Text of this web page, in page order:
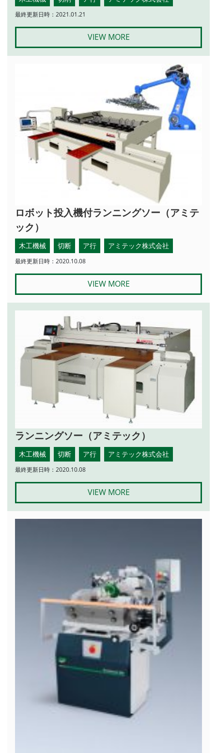
最終更新日時：2021.01.21
VIEW MORE
ロボット投入機付ランニングソー（アミテ
ック）
木工機械 切断 ア行 アミテック株式会社
最終更新日時：2020.10.08
VIEW MORE
ランニングソー（アミテック）
木工機械 切断 ア行 アミテック株式会社
最終更新日時：2020.10.08
VIEW MORE